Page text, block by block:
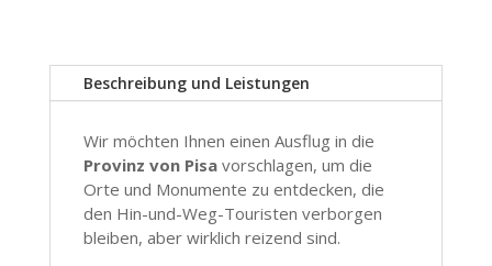
Beschreibung und Leistungen
Wir möchten Ihnen einen Ausflug in die
Provinz von Pisavorschlagen, um die
Orte und Monumente zu entdecken, die
den Hin-und-Weg-Touristen verborgen
bleiben, aber wirklich reizend sind.